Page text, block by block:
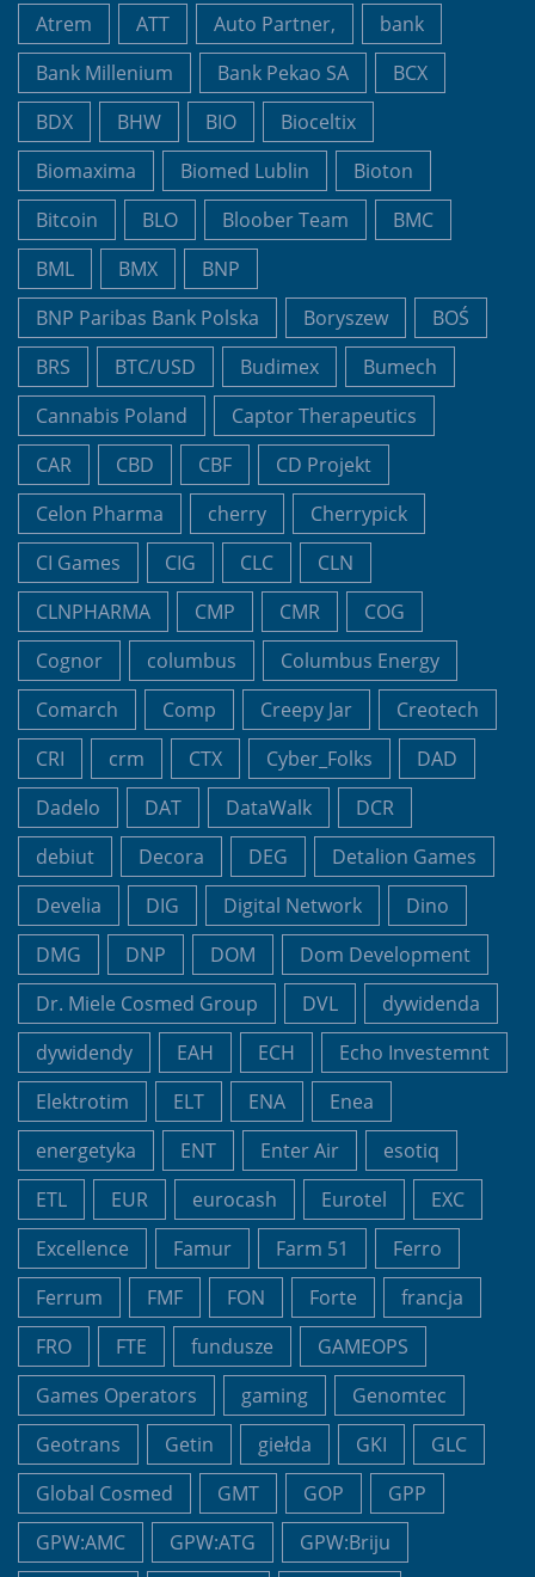
Atrem ATT Auto Partner,
bank
Bank Millenium
Bank Pekao SA
BCX
BDX
BHW BIO
Bioceltix
Biomaxima
Biomed Lublin
Bioton
Bitcoin
BLO Bloober Team
BMC
BML
BMX
BNP
BNP Paribas Bank Polska
Boryszew
BOŚ
BRS
BTC/USD Budimex
Bumech
Cannabis Poland
Captor Therapeutics
CAR
CBD CBF
CD Projekt
Celon Pharma
cherry
Cherrypick
CI Games
CIG CLC
CLN
CLNPHARMA
CMP CMR
COG
Cognor
columbus
Columbus Energy
Comarch
Comp Creepy Jar
Creotech
CRI
crm CTX Cyber_Folks
DAD
Dadelo
DAT DataWalk
DCR
debiut
Decora DEG
Detalion Games
Develia
DIG Digital Network
Dino
DMG
DNP DOM
Dom Development
Dr. Miele Cosmed Group
DVL
dywidenda
dywidendy
EAH ECH
Echo Investemnt
Elektrotim
ELT ENA
Enea
energetyka
ENT Enter Air
esotiq
ETL
EUR eurocash Eurotel
EXC
Excellence
Famur Farm 51
Ferro
Ferrum
FMF FON Forte
francja
FRO
FTE fundusze
GAMEOPS
Games Operators
gaming
Genomtec
Geotrans
Getin giełda GKI
GLC
Global Cosmed
GMT GOP
GPP
GPW:AMC
GPW:ATG
GPW:Briju